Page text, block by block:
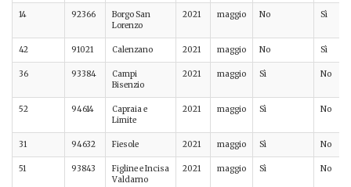
14 92366
Borgo San
Lorenzo
2021 maggio No Sì
42 91021 Calenzano 2021 maggio No Sì
36 93384
Campi
Bisenzio
2021 maggio Sì No
52 94614
Capraia e
Limite
2021 maggio Sì No
31 94632 Fiesole 2021 maggio Sì No
51 93843
Figline e Incisa
Valdarno
2021 maggio Sì No